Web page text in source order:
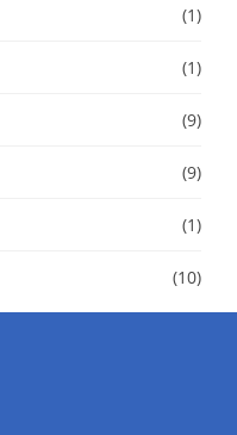
(1)
(1)
(9)
(9)
(1)
(10)